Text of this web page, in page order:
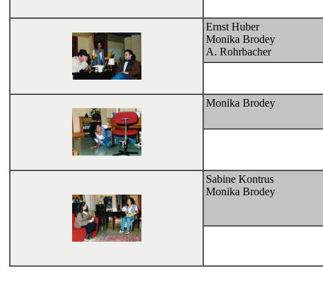
Ernst Huber
Monika Brodey
A. Rohrbacher
Monika Brodey
Sabine Kontrus
Monika Brodey